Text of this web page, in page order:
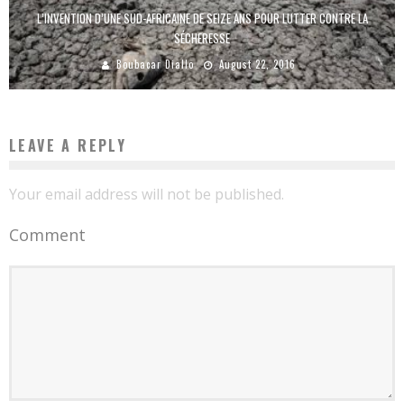
L’INVENTION D’UNE SUD-AFRICAINE DE SEIZE ANS POUR LUTTER CONTRE LA
SÉCHERESSE
Boubacar Diallo August 22, 2016
LEAVE A REPLY
Your email address will not be published.
Comment